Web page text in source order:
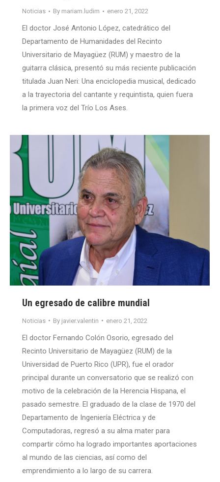
Noticias By mariam.ludim enero 21, 2022
El doctor José Antonio López, catedrático del
Departamento de Humanidades del Recinto
Universitario de Mayagüez (RUM) y maestro de la
guitarra clásica, presentó su más reciente publicación
titulada Juan Neri: Una enciclopedia musical, dedicado
a la trayectoria del cantante y requintista, quien fuera
la primera voz del Trío Los Ases.
Un egresado de calibre mundial
Noticias By javier.valentin enero 21, 2022
El doctor Fernando Colón Osorio, egresado del
Recinto Universitario de Mayagüez (RUM) de la
Universidad de Puerto Rico (UPR), fue el orador
principal durante un conversatorio que se realizó con
motivo de la celebración de la Herencia Hispana, el
pasado semestre. El graduado de la clase de 1970 del
Departamento de Ingeniería Eléctrica y de
Computadoras, regresó a su alma mater para
compartir cómo ha logrado importantes aportaciones
al mundo de las ciencias, así como del
emprendimiento a lo largo de su carrera.